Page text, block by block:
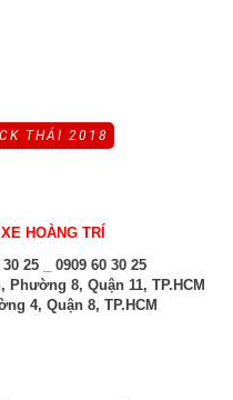
THÁI 2018
HOÀNG TRÍ
25 _ 0909 60 30 25
Phường 8, Quận 11, TP.HCM
4, Quận 8, TP.HCM